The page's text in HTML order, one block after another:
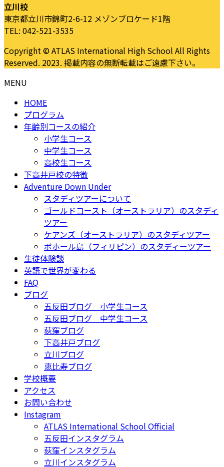
立川校
東京都立川市錦町2-6-12 メゾンブロケード1階
TEL: 042-521-3535
Copyright © ATLAS International High School All Rights
Reserved. 2023. 掲載内容の無断転載はご遠慮下さい。
MENU
HOME
プログラム
年齢別コースの紹介
小学生コース
中学生コース
高校生コース
下高井戸校の特徴
Adventure Down Under
スタディツアーについて
ゴールドコースト（オーストラリア）のスタディ
ツアー
ケアンズ（オーストラリア）のスタディツアー
ボホール島（フィリピン）のスタディーツアー
生徒体験談
英語で世界が変わる
FAQ
ブログ
五反田ブログ 小学生コース
五反田ブログ 中学生コース
荻窪ブログ
下高井戸ブログ
立川ブログ
恵比寿ブログ
学校概要
アクセス
お問い合わせ
Instagram
ATLAS International School Official
五反田インスタグラム
荻窪インスタグラム
立川インスタグラム